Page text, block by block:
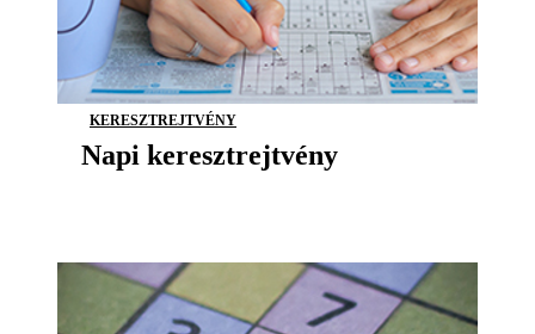
KERESZTREJTVÉNY
Napi keresztrejtvény